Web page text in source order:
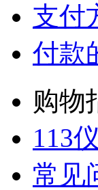
支付
付款
购物
113
常见